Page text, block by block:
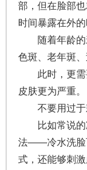
部，但在脸部
时间暴露在外的
随着年龄
色斑、老年斑、
此时，更
皮肤更为严重。
不要用过于
比如常说
法——冷水洗脸
式，还能够刺